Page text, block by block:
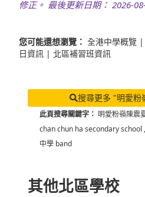
修正。 最後更新日期： 2026-
您可能還想瀏覽： 全港中學概覽 |
日資訊 | 北區補習班資訊
搜尋更多 "明愛粉
此頁搜尋關鍵字： 明愛粉嶺陳震
chan chun ha secondary school ,
中學 band
其他北區學校